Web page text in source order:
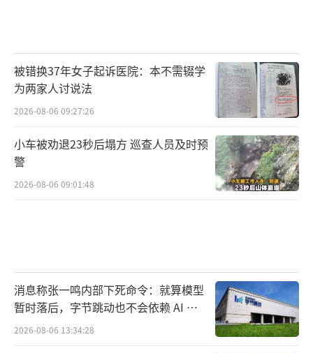
被错换37年女子起诉医院：本不需辍学
为两家人讨说法
2026-08-06 09:27:26
小车被劝退23秒后塌方 巡查人员及时预
警
2026-08-06 09:01:48
消息称张一鸣内部下死命令：就算模型
暂时落后，字节跳动也不会依赖 AI 蒸
馏技术
2026-08-06 13:34:28